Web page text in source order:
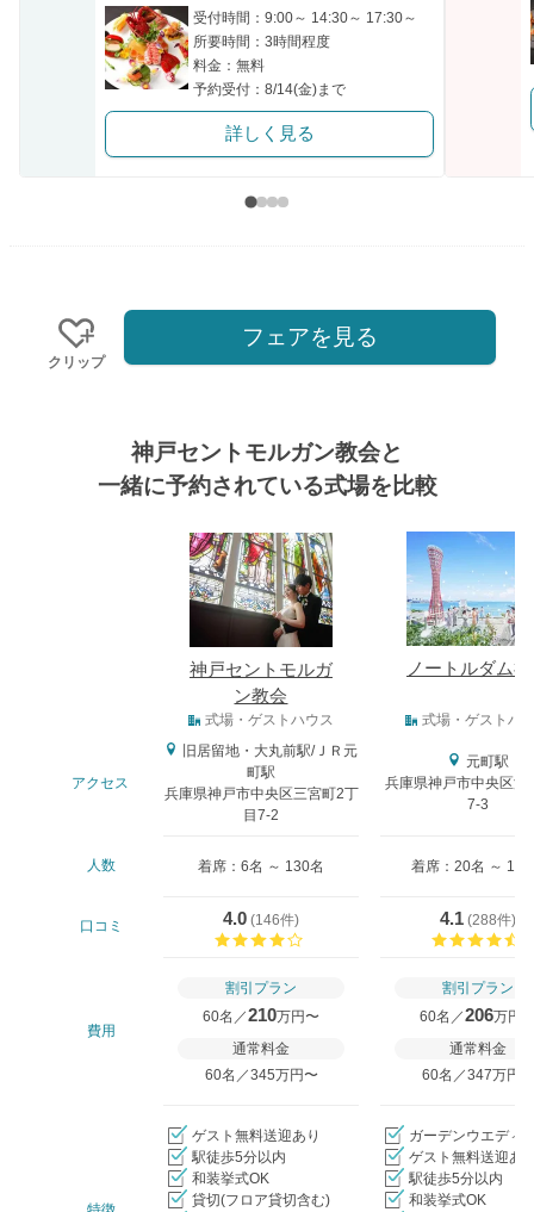
受付時間：9:00～ 14:30～ 17:30～
所要時間：3時間程度
料金：無料
予約受付：8/14(金)まで
詳しく見る
クリップ
フェアを見る
神戸セントモルガン教会と
一緒に予約されている式場を比較
神戸セントモルガ
ン教会
ノートルダム
式場・ゲストハウス 式場・ゲストハ
アクセス
旧居留地・大丸前駅/ＪＲ元
町駅
兵庫県神戸市中央区三宮町2丁
目7-2
元町駅
兵庫県神戸市中央区波
7-3
人数 着席：6名 ～ 130名 着席：20名 ～ 180
口コミ 4.0 (146件)
4.1 (288件)
費用
割引プラン
60名／210万円〜
通常料金
60名／345万円〜
割引プラン
60名／206万円
通常料金
60名／347万円〜
ゲスト無料送迎あり
駅徒歩5分以内
和装挙式OK
貸切(フロア貸切含む)
ガーデンウエディ
ゲスト無料送迎あ
駅徒歩5分以内
和装挙式OK